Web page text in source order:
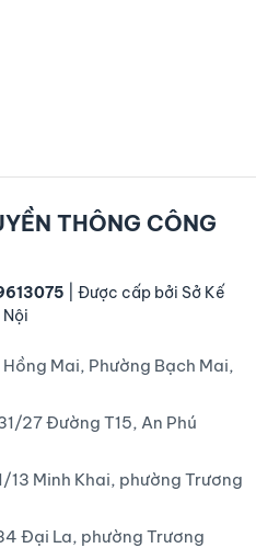
THÔNG CÔNG
| Được cấp bởi Sở Kế
Mai, Phường Bạch Mai,
27 Đường T15, An Phú
13 Minh Khai, phường Trương
Đại La, phường Trương